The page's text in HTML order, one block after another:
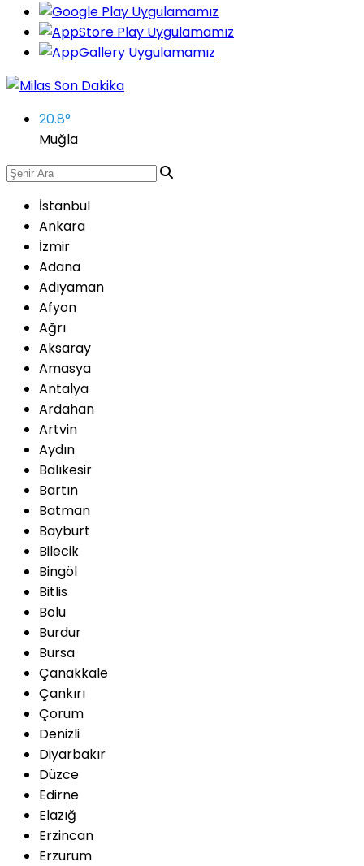
20.8°
Muğla
İstanbul
Ankara
İzmir
Adana
Adıyaman
Afyon
Ağrı
Aksaray
Amasya
Antalya
Ardahan
Artvin
Aydın
Balıkesir
Bartın
Batman
Bayburt
Bilecik
Bingöl
Bitlis
Bolu
Burdur
Bursa
Çanakkale
Çankırı
Çorum
Denizli
Diyarbakır
Düzce
Edirne
Elazığ
Erzincan
Erzurum